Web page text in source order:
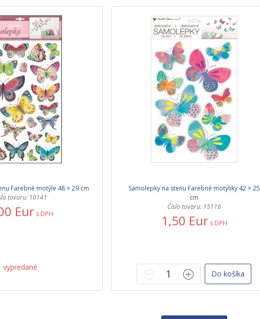
Farebné motýle 48 × 29 cm
tovaru: 10141
Eur s DPH
vypredané
Samolepky na stenu Farebné motýliky 42 × 25
cm
Číslo tovaru: 15116
1,50 Eur s DPH
Do košíka